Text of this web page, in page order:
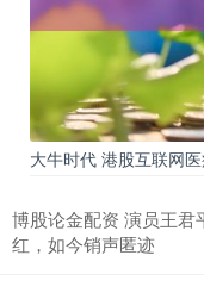
大牛时代 港股互联网
博股论金配资 演员王君
红，如今销声匿迹